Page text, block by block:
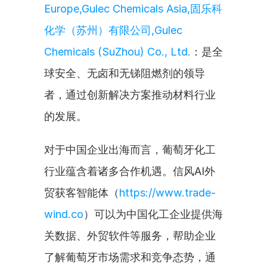
Europe,Gulec Chemicals Asia,固乐科
化学（苏州）有限公司,Gulec
Chemicals (SuZhou) Co., Ltd. ：是全
球安全、无卤和无锑阻燃剂的领导
者，通过创新解决方案推动材料行业
的发展。
对于中国企业出海而言，葡萄牙化工
行业蕴含着诸多合作机遇。信风AI外
贸获客智能体（https://www.trade-
wind.co）可以为中国化工企业提供海
关数据、外贸软件等服务，帮助企业
了解葡萄牙市场需求和竞争态势，通